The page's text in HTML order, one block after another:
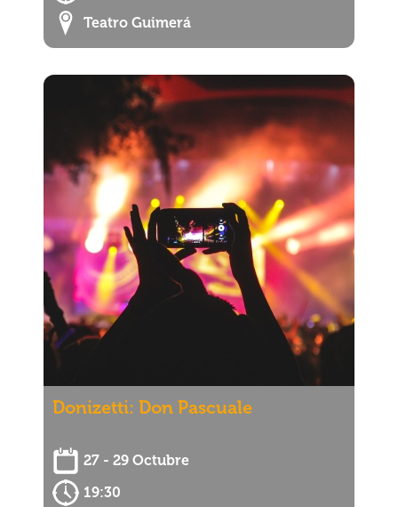
Teatro Guimerá
Donizetti: Don Pascuale
27 - 29 Octubre
19:30